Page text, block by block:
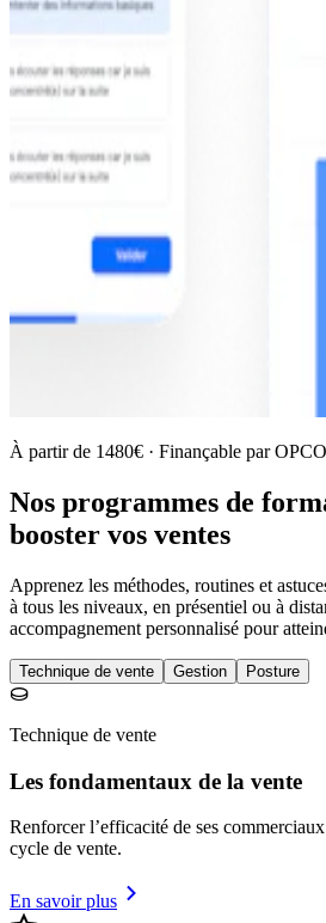
À partir de 1480€ · Finançable par OPCO
Nos programmes de
booster vos ventes
Apprenez les méthodes, routines et
à tous les niveaux, en présentiel ou à
accompagnement personnalisé pour
Technique de vente Gestion Posture
Technique de vente
Les fondamentaux de la vente
Renforcer l’efficacité de ses
cycle de vente.
En savoir plus